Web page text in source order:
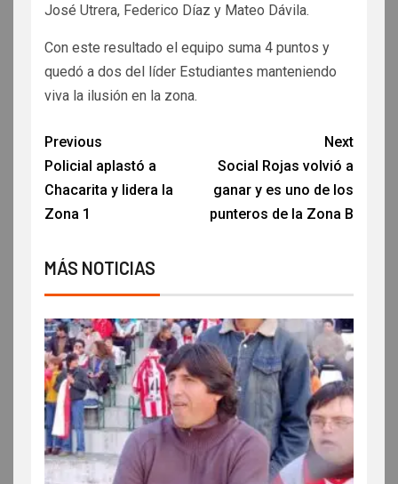
José Utrera, Federico Díaz y Mateo Dávila.
Con este resultado el equipo suma 4 puntos y
quedó a dos del líder Estudiantes manteniendo
viva la ilusión en la zona.
Previous
Policial aplastó a
Chacarita y lidera la
Zona 1
Next
Social Rojas volvió a
ganar y es uno de los
punteros de la Zona B
MÁS NOTICIAS